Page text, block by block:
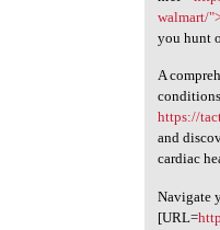
walmart/
you hunt
A
https://
and
cardiac
Navigate
[URL=